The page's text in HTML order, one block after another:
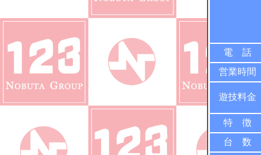
電 話
営業時間
遊技料金
特 徴
台 数